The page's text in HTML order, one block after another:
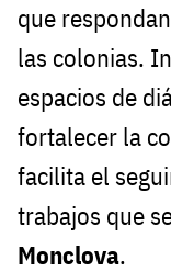
que
las colonias.
espacios de
fortalecer la
facilita el
trabajos que
Monclova.